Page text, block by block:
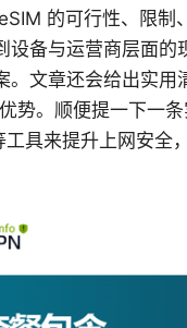
的可行性、限制
设备与运营商层面
。文章还会给出实
势。顺便提一下一
具来提升上网安全